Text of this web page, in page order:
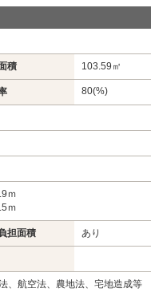
積 103.59㎡
80(%)
ｍ
ｍ
担面積 あり
、航空法、農地法、宅地造成等